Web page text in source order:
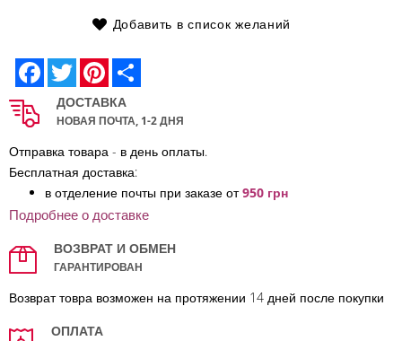
Добавить в список желаний
Facebook
Twitter Pinterest
ДОСТАВКА
НОВАЯ ПОЧТА, 1-2 ДНЯ
Отправка товара - в день оплаты.
Бесплатная доставка:
в отделение почты при заказе от950 грн
Подробнее о доставке
ВОЗВРАТ И ОБМЕН
ГАРАНТИРОВАН
Возврат товра возможен на протяжении 14 дней после покупки
ОПЛАТА